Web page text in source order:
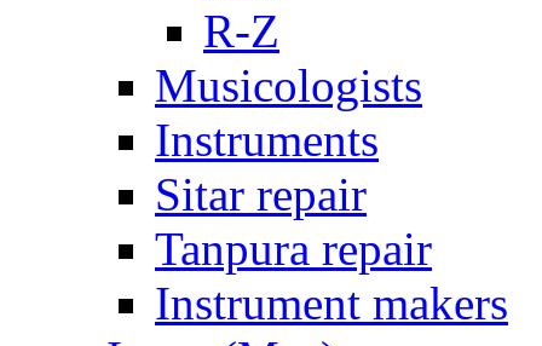
R-Z
Musicologists
Instruments
Sitar repair
Tanpura repair
Instrument makers